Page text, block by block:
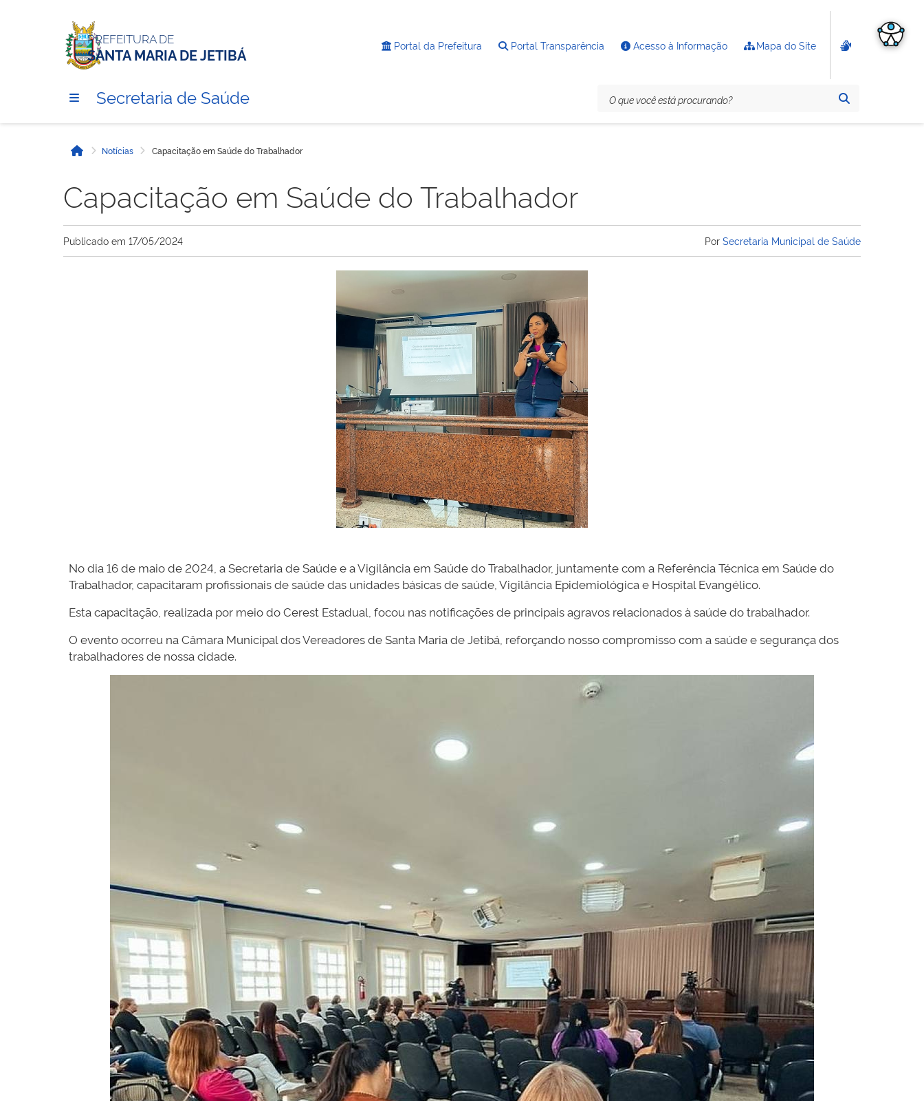
PREFEITURA DE
SANTA MARIA DE JETIBÁ Portal da Prefeitura Portal Transparência Acesso à Informação Mapa do Site
Secretaria de Saúde
InícioNotícias Capacitação em Saúde do Trabalhador
Capacitação em Saúde do Trabalhador
Publicado em 17/05/2024 Por Secretaria Municipal de Saúde
No dia 16 de maio de 2024, a Secretaria de Saúde e a Vigilância em Saúde do Trabalhador, juntamente com a Referência Técnica em Saúde do
Trabalhador, capacitaram profissionais de saúde das unidades básicas de saúde, Vigilância Epidemiológica e Hospital Evangélico.
Esta capacitação, realizada por meio do Cerest Estadual, focou nas notificações de principais agravos relacionados à saúde do trabalhador.
O evento ocorreu na Câmara Municipal dos Vereadores de Santa Maria de Jetibá, reforçando nosso compromisso com a saúde e segurança dos
trabalhadores de nossa cidade.